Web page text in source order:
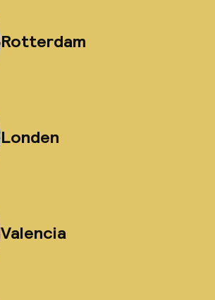
Rotterdam
Londen
Valencia